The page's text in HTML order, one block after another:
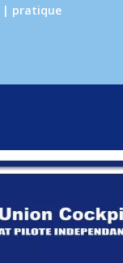
| pratique